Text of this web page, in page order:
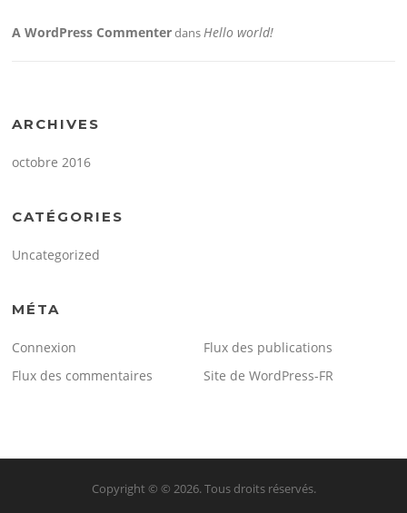
A WordPress CommenterdansHello world!
ARCHIVES
octobre 2016
CATÉGORIES
Uncategorized
MÉTA
Connexion
Flux des publications
Flux des commentaires
Site de WordPress-FR
Copyright © © 2026. Tous droits réservés.